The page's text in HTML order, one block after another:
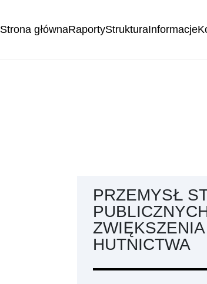
Strona głównaRaportyStrukturaInformacje
PRZEMYSŁ
HUTNICTWA